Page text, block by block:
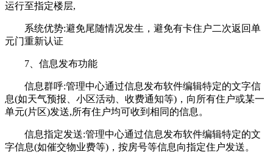
运行至指定楼层,
系统优势:避免尾随情况发生，避免有卡住户二次返回单
元门重新认证
7、信息发布功能
信息群呼:管理中心通过信息发布软件编辑特定的文字信
息(如天气预报、小区活动、收费通知等)，向所有住户或某一
单元(片区)发送,所有住户均可收到相同的信息。
信息指定发送:管理中心通过信息发布软件编辑特定的文
字信息(如催交物业费等)，按房号等信息向指定住户发送。